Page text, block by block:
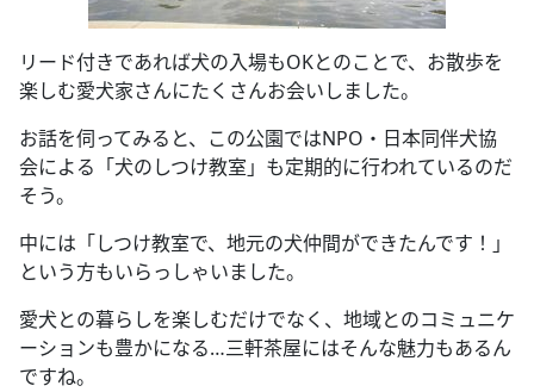
リード付きであれば犬の入場もOKとのことで、お散歩を
楽しむ愛犬家さんにたくさんお会いしました。
お話を伺ってみると、この公園ではNPO・日本同伴犬協
会による「犬のしつけ教室」も定期的に行われているのだ
そう。
中には「しつけ教室で、地元の犬仲間ができたんです！」
という方もいらっしゃいました。
愛犬との暮らしを楽しむだけでなく、地域とのコミュニケ
ーションも豊かになる…三軒茶屋にはそんな魅力もあるん
ですね。